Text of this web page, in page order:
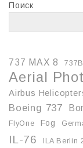
Поиск
737 MAX 8
Aerial
Airbus
Boeing 737
FlyOne Fog
IL-76 ILA Berlin